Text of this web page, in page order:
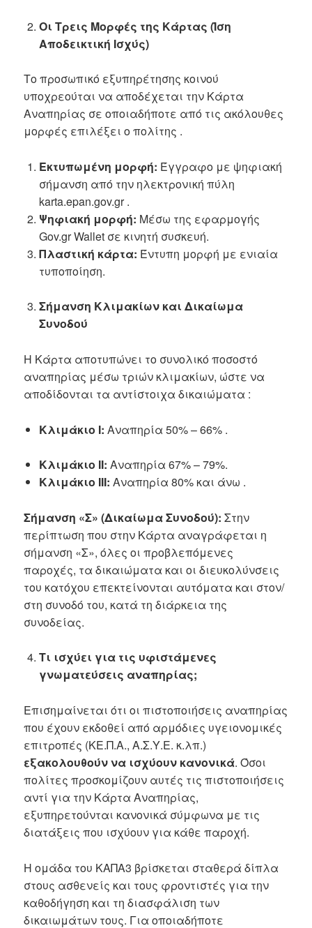
Οι Τρεις Μορφές της Κάρτας (Ίση
Αποδεικτική Ισχύς)
Το προσωπικό εξυπηρέτησης κοινού
υποχρεούται να αποδέχεται την Κάρτα
Αναπηρίας σε οποιαδήποτε από τις ακόλουθες
μορφές επιλέξει ο πολίτης .
Εκτυπωμένη μορφή: Έγγραφο με ψηφιακή
σήμανση από την ηλεκτρονική πύλη
karta.epan.gov.gr .
Ψηφιακή μορφή: Μέσω της εφαρμογής
Gov.gr Wallet σε κινητή συσκευή.
Πλαστική κάρτα: Έντυπη μορφή με ενιαία
τυποποίηση.
Σήμανση Κλιμακίων και Δικαίωμα
Συνοδού
Η Κάρτα αποτυπώνει το συνολικό ποσοστό
αναπηρίας μέσω τριών κλιμακίων, ώστε να
αποδίδονται τα αντίστοιχα δικαιώματα :
Κλιμάκιο I: Αναπηρία 50% – 66% .
Κλιμάκιο II: Αναπηρία 67% – 79%.
Κλιμάκιο III: Αναπηρία 80% και άνω .
Σήμανση «Σ» (Δικαίωμα Συνοδού): Στην
περίπτωση που στην Κάρτα αναγράφεται η
σήμανση «Σ», όλες οι προβλεπόμενες
παροχές, τα δικαιώματα και οι διευκολύνσεις
του κατόχου επεκτείνονται αυτόματα και στον/
στη συνοδό του, κατά τη διάρκεια της
συνοδείας.
Τι ισχύει για τις υφιστάμενες
γνωματεύσεις αναπηρίας;
Επισημαίνεται ότι οι πιστοποιήσεις αναπηρίας
που έχουν εκδοθεί από αρμόδιες υγειονομικές
επιτροπές (ΚΕ.Π.Α., Α.Σ.Υ.Ε. κ.λπ.)
εξακολουθούν να ισχύουν κανονικά. Όσοι
πολίτες προσκομίζουν αυτές τις πιστοποιήσεις
αντί για την Κάρτα Αναπηρίας,
εξυπηρετούνται κανονικά σύμφωνα με τις
διατάξεις που ισχύουν για κάθε παροχή.
Η ομάδα του ΚΑΠΑ3 βρίσκεται σταθερά δίπλα
στους ασθενείς και τους φροντιστές για την
καθοδήγηση και τη διασφάλιση των
δικαιωμάτων τους. Για οποιαδήποτε